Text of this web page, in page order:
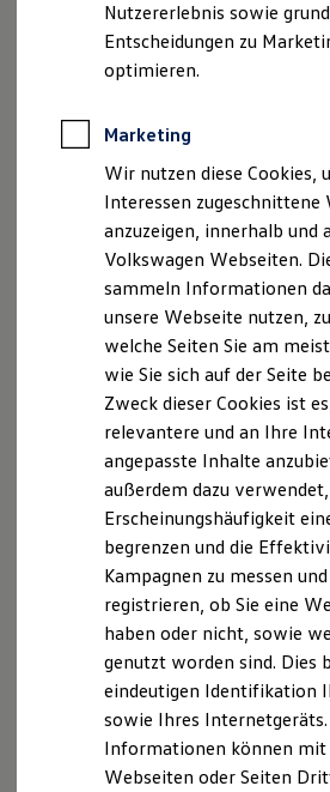
Service-Vorteile bei
ServicePlus
Economy Service
Räder & Reifen Service
Notdienst und
Software, Konnektivität &
California App
VW Connect für Ihren
VW Connect für Ihren
VW Connect für Ihren
VW Connect für
Connect Pro
Fleet Interface Data
Multistop Pathfinder
Übersicht Software
Digitales Bordbuch
Fahrerassistenz- und
Kontrollleuchten
Batterieverordnung
XTL-Dieselkraftstoff
Ersatzteile und
Original Zubehör und
myVolkswagen
myVolkswagen Business
Elektrisch & Autonom
Elektro - & Hybridfahrzeuge
Unser Ansatz
Klimafreundlicher
Reichweite & Ladelösungen
Reichweitensimulator
Ladezeitensimulator
Ladelösungen für
Ladelösungen für
+49 201
Jörg Steier
Verkaufsberater
0201 / 87 43
E-Mail
Nutzererlebnis sowie
Entscheidungen zu
optimieren.
Marketing
Wir nutzen diese Cookies,
Interessen zugeschnittene
anzuzeigen, innerhalb und
Volkswagen Webseiten.
sammeln Informationen
unsere Webseite nutzen,
welche Seiten Sie am
wie Sie sich auf der Seite
Zweck dieser Cookies ist
relevantere und an Ihre
angepasste Inhalte
außerdem dazu
Erscheinungshäufigkeit
begrenzen und die
Kampagnen zu messen
registrieren, ob Sie eine
haben oder nicht, sowie
genutzt worden sind. Dies
eindeutigen Identifikation
sowie Ihres Internetgeräts.
Informationen können mit
Webseiten oder Seiten